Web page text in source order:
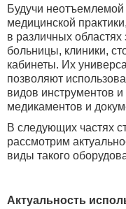
Будучи
медицинской
в различных
больницы, клиники,
кабинеты. Их
позволяют
видов инструментов
медикаментов и
В следующих частях
рассмотрим
виды такого
Актуальность